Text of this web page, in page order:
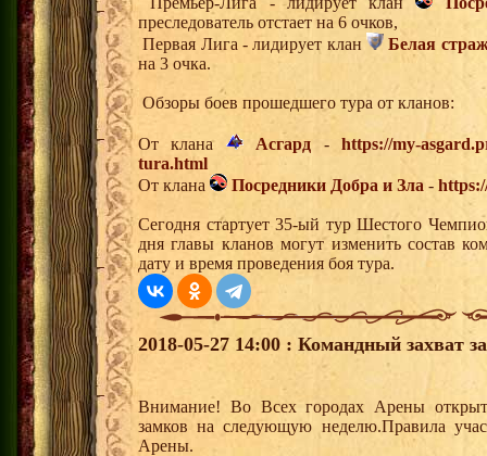
преследователь отстает на 6 очков,
Первая Лига - лидирует клан
Белая
на 3 очка.
Обзоры боев прошедшего тура от кланов:
От клана Асгард -https://my-
tura.html
От клана
Посредники Добра и Зла -
Сегодня стартует 35-ый тур Шестого
дня главы кланов могут изменить состав
дату и время проведения боя тура.
2018-05-27 14:00 : Командный захват
Внимание! Во Всех городах Арены
замков на следующую неделю.Правила
Арены.